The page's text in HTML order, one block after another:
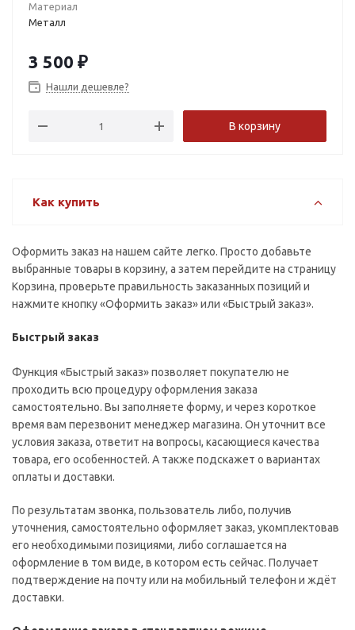
Материал
Металл
3 500 ₽
Нашли дешевле?
В корзину
Как купить
Оформить заказ на нашем сайте легко. Просто добавьте
выбранные товары в корзину, а затем перейдите на страницу
Корзина, проверьте правильность заказанных позиций и
нажмите кнопку «Оформить заказ» или «Быстрый заказ».
Быстрый заказ
Функция «Быстрый заказ» позволяет покупателю не
проходить всю процедуру оформления заказа
самостоятельно. Вы заполняете форму, и через короткое
время вам перезвонит менеджер магазина. Он уточнит все
условия заказа, ответит на вопросы, касающиеся качества
товара, его особенностей. А также подскажет о вариантах
оплаты и доставки.
По результатам звонка, пользователь либо, получив
уточнения, самостоятельно оформляет заказ, укомплектовав
его необходимыми позициями, либо соглашается на
оформление в том виде, в котором есть сейчас. Получает
подтверждение на почту или на мобильный телефон и ждёт
доставки.